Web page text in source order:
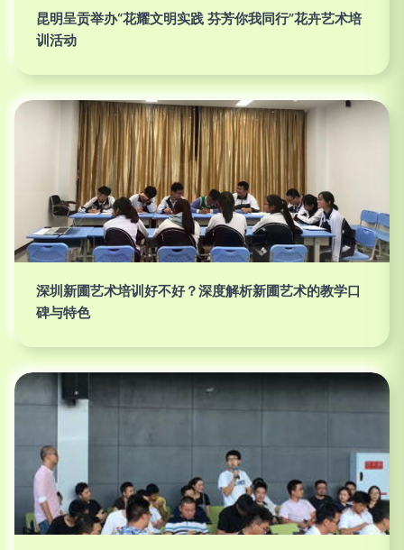
昆明呈贡举办“花耀文明实践 芬芳你我同行”花卉艺术培
训活动
深圳新圃艺术培训好不好？深度解析新圃艺术的教学口
碑与特色